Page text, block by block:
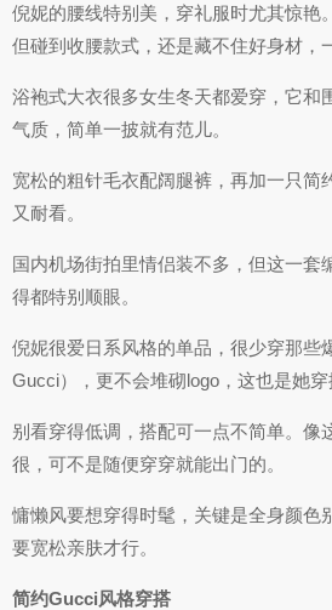
倪妮的腰线特别美，穿礼服时尤其惊艳
但碰到收腰款式，还是藏不住好身材，
浴袍式大衣很多女生冬天都爱穿，它和
气质，简单一披就有范儿。
宽松的粗针毛衣配阔腿裤，再加一只简
又耐看。
国内机场街拍里情侣装不多，但这一套
得都特别顺眼。
倪妮很爱日系风格的单品，很少穿那些
Gucci），更不会堆砌logo，这也是她穿
别看穿得低调，搭配可一点不简单。像
很，可不是随便穿穿就能出门的。
慵懒风要想穿得时髦，关键是全身颜色
要宽松亲肤才行。
简约Gucci风格穿搭